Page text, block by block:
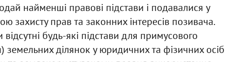
найменші правові підстави і подавалися у
захисту прав та законних інтересів позивача.
будь-які підстави для примусового
земельних ділянок у юридичних та фізичних осіб